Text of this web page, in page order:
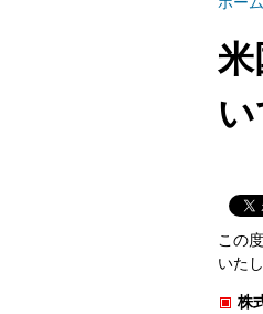
米
い
この
いた
株